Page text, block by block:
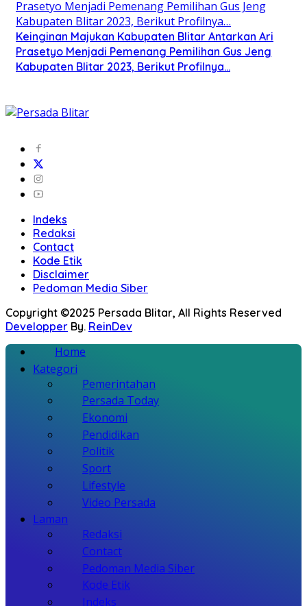
Keinginan Majukan Kabupaten Blitar Antarkan Ari
Prasetyo Menjadi Pemenang Pemilihan Gus Jeng
Kabupaten Blitar 2023, Berikut Profilnya…
Indeks
Redaksi
Contact
Kode Etik
Disclaimer
Pedoman Media Siber
Copyright ©2025 Persada Blitar, All Rights Reserved
Developper By. ReinDev
Home
Kategori
Pemerintahan
Persada Today
Ekonomi
Pendidikan
Politik
Sport
Lifestyle
Video Persada
Laman
Redaksi
Contact
Pedoman Media Siber
Kode Etik
Indeks